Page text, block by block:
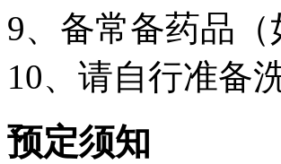
9、备常备药品
10、请自行准备
预定须知